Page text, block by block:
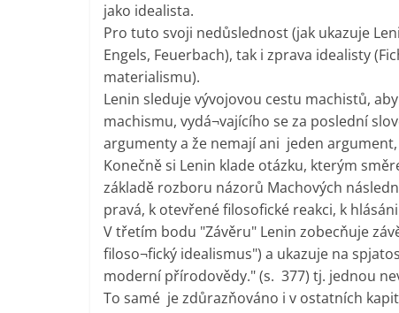
jako idealista.
Pro tuto svoji nedůslednost (jak ukazuje
Engels, Feuerbach), tak i zprava idealisty
materialismu).
Lenin sleduje vývojovou cestu machistů,
machismu, vydá¬vajícího se za poslední
argumenty a že nemají ani jeden
Konečně si Lenin klade otázku, kterým
základě rozboru názorů Machových
pravá, k otevřené filosofické reakci, k
V třetím bodu "Závěru" Lenin zobecňuje
filoso¬fický idealismus") a ukazuje na
moderní přírodovědy." (s. 377) tj. jednou
To samé je zdůrazňováno i v ostatních